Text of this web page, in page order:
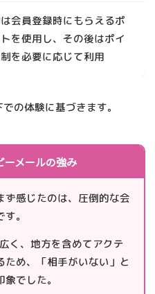
会員登録時にもらえるポ
を使用し、その後はポイ
を必要に応じて利用
の体験に基づきます。
ーメールの強み
ず感じたのは、圧倒的な会
。
く、地方を含めてアクテ
め、「相手がいない」と
でした。